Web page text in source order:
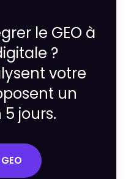
le GEO à
?
votre
un
jours.